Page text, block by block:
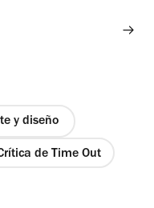
y diseño
de Time Out